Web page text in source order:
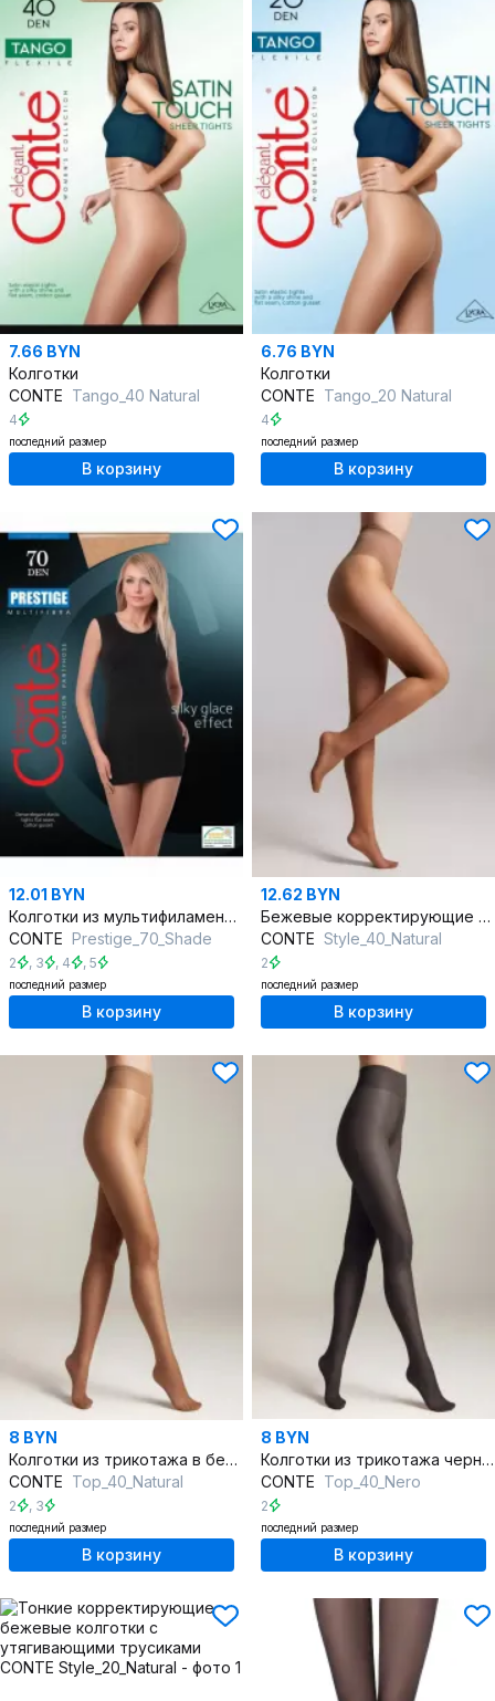
7.66 BYN
Колготки
CONTE Tango_40 Natural
4
последний размер
В корзину
6.76 BYN
Колготки
CONTE Tango_20 Natural
4
последний размер
В корзину
12.01 BYN
Колготки из мультифиламентных нитей, шёлковый эффект, круглый год
CONTE Prestigе_70_Shade
2 , 3 , 4 , 5
последний размер
В корзину
12.62 BYN
Бежевые корректирующие колготки из трикотажа с утягивающим эффектом
CONTE Style_40_Natural
2
последний размер
В корзину
8 BYN
Колготки из трикотажа в бежевом цвете низкая талия
CONTE Top_40_Natural
2 , 3
последний размер
В корзину
8 BYN
Колготки из трикотажа черные плотные низкая талия
CONTE Top_40_Nero
2
последний размер
В корзину